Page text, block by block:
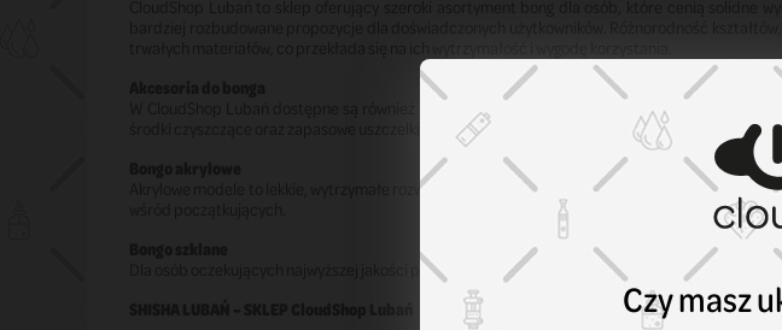
W CloudShop Lubań dostępne są również praktyczne akcesoria, które ułatwiają utrzymanie
środki czyszczące oraz zapasowe uszczelki, zwiększające funkcjonalność bong.
Akrylowe modele to lekkie, wytrzymałe rozwiązanie dla osób stawiających na praktyczność.
Dla osób oczekujących najwyższej jakości przygotowano bonga szklane wykonane z grubego
Czy masz